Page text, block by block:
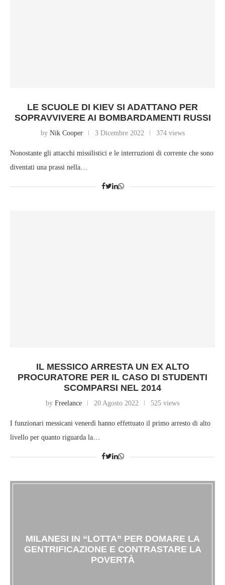
LE SCUOLE DI KIEV SI ADATTANO PER
SOPRAVVIVERE AI BOMBARDAMENTI RUSSI
by Nik Cooper 3 Dicembre 2022 374 views
Nonostante gli attacchi missilistici e le interruzioni di corrente che sono
diventati una prassi nella…
IL MESSICO ARRESTA UN EX ALTO
PROCURATORE PER IL CASO DI STUDENTI
SCOMPARSI NEL 2014
by Freelance 20 Agosto 2022 525 views
I funzionari messicani venerdì hanno effettuato il primo arresto di alto
livello per quanto riguarda la…
MILANESI IN “LOTTA” PER DOMARE LA
GENTRIFICAZIONE E CONTRASTARE LA
POVERTÀ